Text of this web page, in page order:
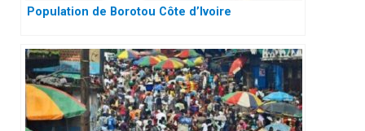
Population de Borotou Côte d’Ivoire